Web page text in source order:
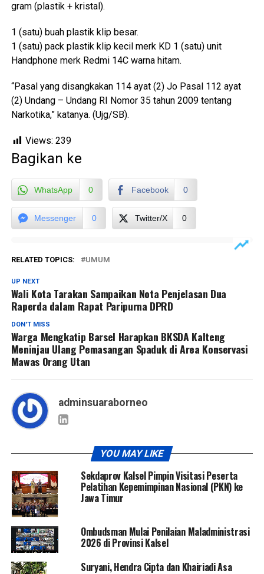
gram (plastik + kristal).
1 (satu) buah plastik klip besar.
1 (satu) pack plastik klip kecil merk KD 1 (satu) unit
Handphone merk Redmi 14C warna hitam.
“Pasal yang disangkakan 114 ayat (2) Jo Pasal 112 ayat
(2) Undang – Undang RI Nomor 35 tahun 2009 tentang
Narkotika,” katanya. (Ujg/SB).
Views: 239
Bagikan ke
WhatsApp 0 Facebook 0
Messenger 0 Twitter/X 0
RELATED TOPICS: UMUM
UP NEXT
Wali Kota Tarakan Sampaikan Nota Penjelasan Dua
Raperda dalam Rapat Paripurna DPRD
DON'T MISS
Warga Mengkatip Barsel Harapkan BKSDA Kalteng
Meninjau Ulang Pemasangan Spaduk di Area Konservasi
Mawas Orang Utan
adminsuaraborneo
YOU MAY LIKE
Sekdaprov Kalsel Pimpin Visitasi Peserta
Pelatihan Kepemimpinan Nasional (PKN) ke
Jawa Timur
Ombudsman Mulai Penilaian Maladministrasi
2026 di Provinsi Kalsel
Suryani, Hendra Cipta dan Khairiadi Asa